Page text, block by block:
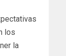
los
la